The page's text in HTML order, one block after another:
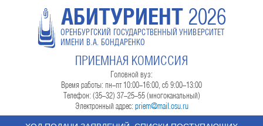
АБИТУРИЕНТ 2026
ОРЕНБУРГСКИЙ ГОСУДАРСТВЕННЫЙ УНИВЕРСИТЕТ
ИМЕНИ В.А. БОНДАРЕНКО
ПРИЕМНАЯ КОМИССИЯ
Головной вуз:
Время работы: пн-пт 10:00-16:00, сб 9:00-13:00
Телефон: (35-32) 37-25-55 (многоканальный)
Электронный адрес: priem@mail.osu.ru